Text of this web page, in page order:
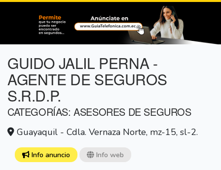
GUIDO JALIL PERNA -
AGENTE DE SEGUROS
S.R.D.P.
CATEGORÍAS: ASESORES DE SEGUROS
Guayaquil - Cdla. Vernaza Norte, mz-15, sl-2.
Info anuncio Info web